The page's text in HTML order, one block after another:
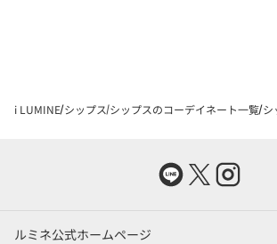
i LUMINE シップス シップスのコーデイネート一覧 シ
ルミネ公式ホームページ